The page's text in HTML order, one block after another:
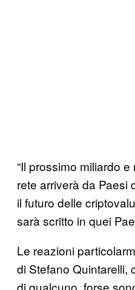
“Il prossimo miliardo
rete arriverà da
il futuro delle
sarà scritto in quei
Le reazioni
di Stefano Quintarelli,
di qualcuno, forse